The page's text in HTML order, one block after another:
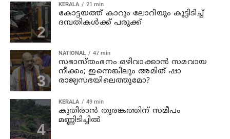
KERALA 21 min
കോട്ടയത്ത് കാറും ലോറിയും കൂട്ടിടിച്ച്
ദമ്പതികള്‍ക്ക് പരുക്ക്
NATIONAL 47 min
സഭാസ്തംഭനം ഒഴിവാക്കാൻ സമവായ
നീക്കം; ഇന്നെങ്കിലും അമിത് ഷാ
രാജ്യസഭയിലെത്തുമോ?
KERALA 49 min
കുതിരാൻ തുരങ്കത്തിന് സമീപം
മണ്ണിടിച്ചിൽ